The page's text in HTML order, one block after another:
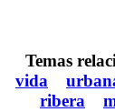
Temas
vida
ribera